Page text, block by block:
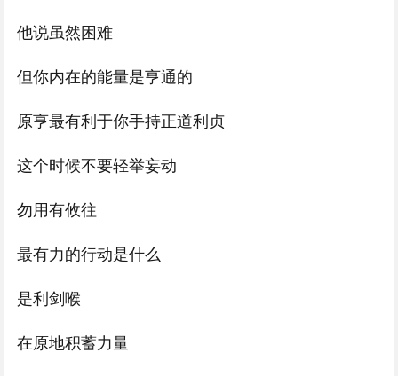
他说虽然困难
但你内在的能量是亨通的
原亨最有利于你手持正道利贞
这个时候不要轻举妄动
勿用有攸往
最有力的行动是什么
是利剑喉
在原地积蓄力量